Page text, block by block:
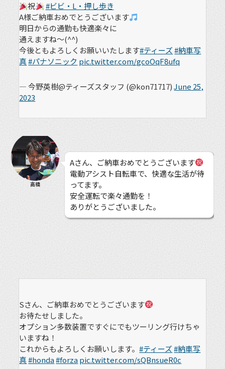
祝
#ビビ・L・押し歩き
A様ご納車おめでとうございます
明日からの通勤も快適楽々に
通えますね～(^^)
今後ともよろしくお願いいたします#ティーズ#納車写
真#パナソニック pic.twitter.com/gcoOqF8ufq
— 今野英樹@ティーズスタッフ (@kon71717)June 25,
2023
高橋
Aさん、ご納車おめでとうございます
電動アシスト自転車で、快適な生活が待
ってます。
安全運転で楽々通勤を！
ありがとうございました。
Sさん、ご納車おめでとうございます
お待たせしました。
オプション多数装置ですぐにでもツーリング行けちゃ
いますね！
これからもよろしくお願いします。#ティーズ#納車写
真#honda#forzapic.twitter.com/sQBnsueR0c